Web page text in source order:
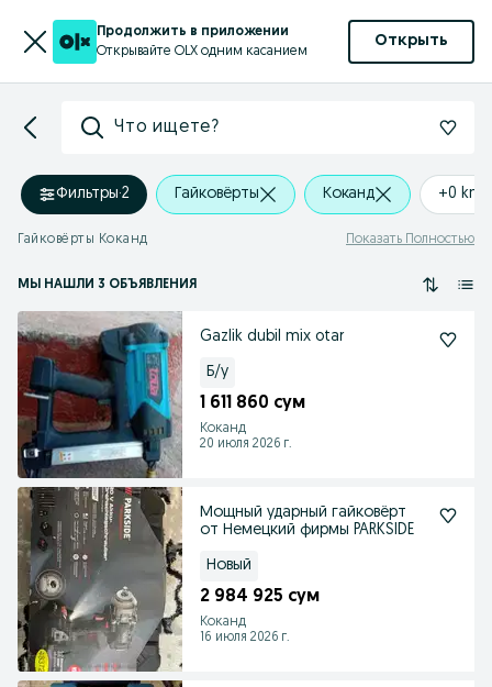
Продолжить в приложении
Открывайте OLX одним касанием
Открыть
Что ищете?
Фильтры·2 Гайковёрты Коканд +0 km
Гайковёрты Коканд Показать Полностью
МЫ НАШЛИ 3 ОБЪЯВЛЕНИЯ
Gazlik dubil mix otar
Б/у
1 611 860 сум
Коканд
20 июля 2026 г.
Мощный ударный гайковёрт
от Немецкий фирмы PARKSIDE
Новый
2 984 925 сум
Коканд
16 июля 2026 г.